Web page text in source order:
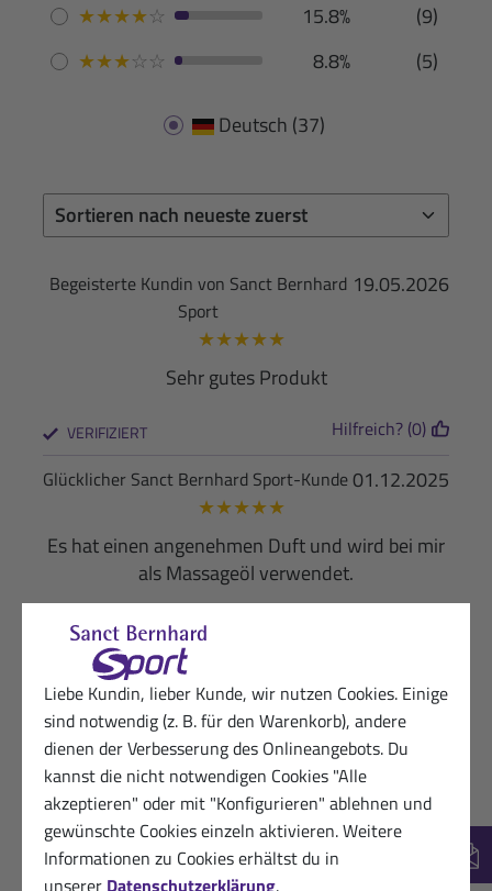
Liebe Kundin, lieber Kunde, wir nutzen Cookies. Einige
sind notwendig (z. B. für den Warenkorb), andere
dienen der Verbesserung des Onlineangebots. Du
kannst die nicht notwendigen Cookies "Alle
akzeptieren" oder mit "Konfigurieren" ablehnen und
gewünschte Cookies einzeln aktivieren. Weitere
Informationen zu Cookies erhältst du in
unserer Datenschutzerklärung.
★★★★☆ 15.8%
(9)
★★★☆☆ 8.8% (5)
Deutsch (37)
19.05.2026
Begeisterte Kundin von Sanct Bernhard
Sport
★★★★★
Sehr gutes Produkt
VERIFIZIERT Hilfreich? (0)
01.12.2025
Glücklicher Sanct Bernhard Sport-Kunde
★★★★★
Es hat einen angenehmen Duft und wird bei mir
als Massageöl verwendet.
VERIFIZIERT
Zufriedene Sanct Bernhard Sport-Kundin
★★★★★
Kann es noch nicht Noch nicht angewendet
VERIFIZIERT Hilfreich? (3)
21.06.2022
Dankbare Sanct Bernhard Sport-Kundin
★★★★★